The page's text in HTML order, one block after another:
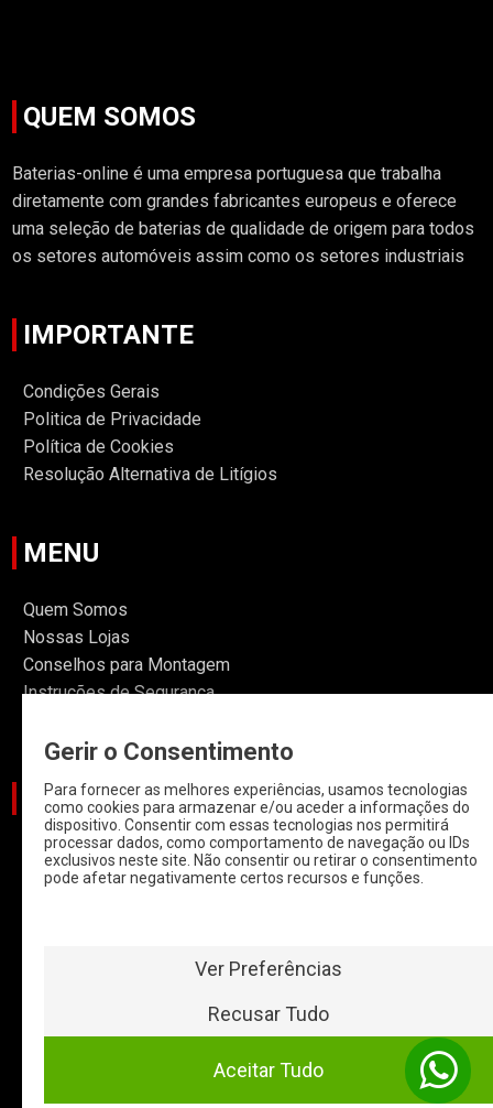
QUEM SOMOS
Baterias-online é uma empresa portuguesa que trabalha
diretamente com grandes fabricantes europeus e oferece
uma seleção de baterias de qualidade de origem para todos
os setores automóveis assim como os setores industriais
IMPORTANTE
Condições Gerais
Politica de Privacidade
Política de Cookies
Resolução Alternativa de Litígios
MENU
Quem Somos
Nossas Lojas
Conselhos para Montagem
Instruções de Segurança
CATEGORIAS
CARROS
CARROS COM
Gerir o Consentimento
Para fornecer as melhores experiências, usamos tecnologias
como cookies para armazenar e/ou aceder a informações do
dispositivo. Consentir com essas tecnologias nos permitirá
processar dados, como comportamento de navegação ou IDs
exclusivos neste site. Não consentir ou retirar o consentimento
pode afetar negativamente certos recursos e funções.
Aceitar Tudo
Recusar Tudo
Ver Preferências